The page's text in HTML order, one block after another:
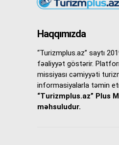
Haqqımızda
“Turizmplus.az” saytı
fəaliyyət göstərir.
missiyası cəmiyyəti
informasiyalarla təmin
“Turizmplus.az” Plus
məhsuludur.